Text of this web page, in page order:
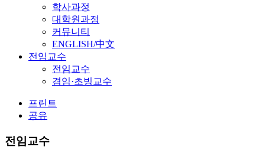
학사과정
대학원과정
커뮤니티
ENGLISH/中文
전임교수
전임교수
겸임·초빙교수
프린트
공유
전임교수